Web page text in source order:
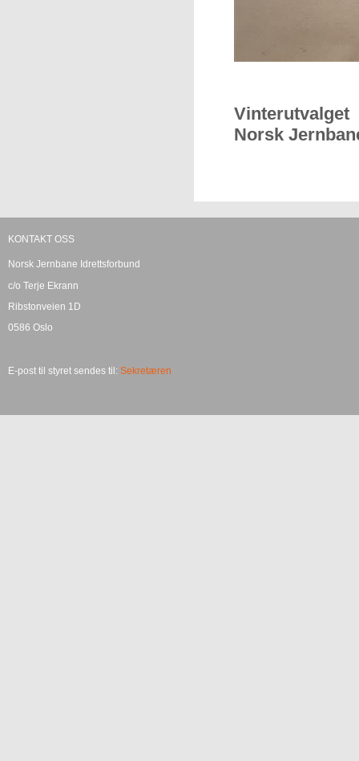
Vinterutvalget
Norsk
KONTAKT OSS
Norsk Jernbane Idrettsforbund
c/o Terje Ekrann
Ribstonveien 1D
0586 Oslo
E-post til styret sendes til: Sekretæren